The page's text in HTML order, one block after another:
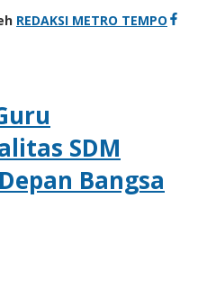
REDAKSI METRO TEMPO
SDM
Bangsa